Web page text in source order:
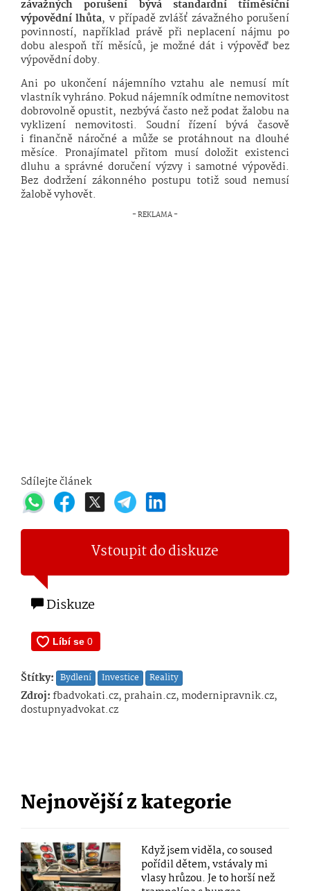
závažných porušení bývá standardní tříměsíční
výpovědní lhůta, v případě zvlášť závažného porušení
povinností, například právě při neplacení nájmu po
dobu alespoň tří měsíců, je možné dát i výpověď bez
výpovědní doby.
Ani po ukončení nájemního vztahu ale nemusí mít
vlastník vyhráno. Pokud nájemník odmítne nemovitost
dobrovolně opustit, nezbývá často než podat žalobu na
vyklizení nemovitosti. Soudní řízení bývá časově
i finančně náročné a může se protáhnout na dlouhé
měsíce. Pronajímatel přitom musí doložit existenci
dluhu a správné doručení výzvy i samotné výpovědi.
Bez dodržení zákonného postupu totiž soud nemusí
žalobě vyhovět.
Sdílejte článek
Vstoupit do diskuze
Diskuze
Štítky: Bydlení Investice Reality
Zdroj:fbadvokati.cz, prahain.cz, modernipravnik.cz,
dostupnyadvokat.cz
Nejnovější z kategorie
Když jsem viděla, co soused
pořídil dětem, vstávaly mi
vlasy hrůzou. Je to horší než